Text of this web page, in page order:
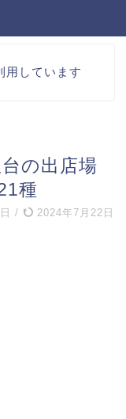
用しています
の出店場
種
/ 2024年7月22日